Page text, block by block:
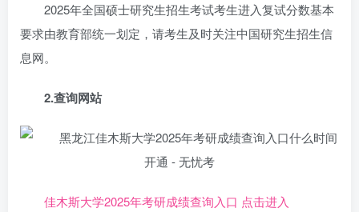
2025年全国硕士研究生招生考试考生进入复试分数基本
要求由教育部统一划定，请考生及时关注中国研究生招生信
息网。
2.查询网站
佳木斯大学2025年考研成绩查询入口 点击进入